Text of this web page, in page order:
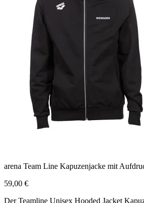
arena Team Line Kapuzenjacke mit
59,00 €
Der Teamline Unisex Hooded Jacket